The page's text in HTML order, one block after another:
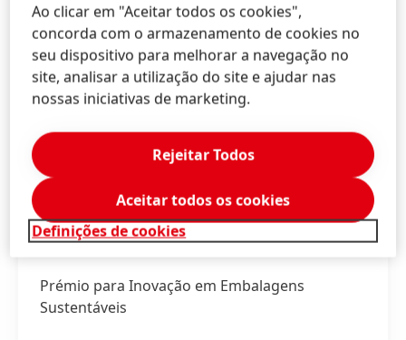
Prémio para Inovação em Embalagens
Sustentáveis
Ao clicar em "Aceitar todos os cookies",
concorda com o armazenamento de cookies no
seu dispositivo para melhorar a navegação no
site, analisar a utilização do site e ajudar nas
nossas iniciativas de marketing.
Definições de cookies
Rejeitar Todos
Aceitar todos os cookies